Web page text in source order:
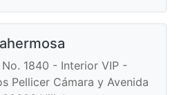
1840 - Interior VIP -
Pellicer Cámara y Avenida